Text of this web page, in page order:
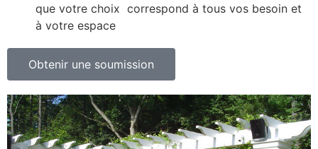
que votre choix correspond à tous vos besoin et
à votre espace
Obtenir une soumission